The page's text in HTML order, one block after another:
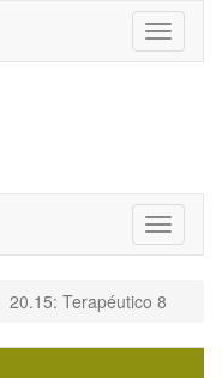
Toggle
20.15: Terapéutico 8